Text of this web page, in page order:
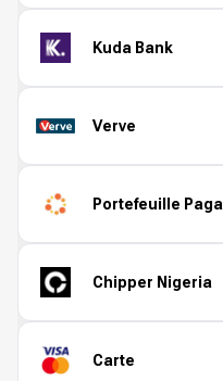
Kuda Bank
Verve
Portefeuille Paga
Chipper Nigeria
Carte